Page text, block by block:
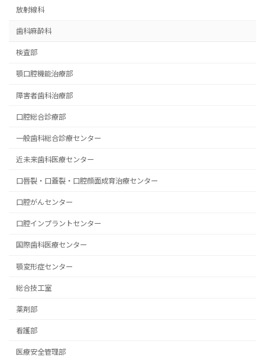
放射線科
歯科麻酔科
検査部
顎口腔機能治療部
障害者歯科治療部
口腔総合診療部
一般歯科総合診療センター
近未来歯科医療センター
口唇裂・口蓋裂・口腔顔面成育治療センター
口腔がんセンター
口腔インプラントセンター
国際歯科医療センター
顎変形症センター
総合技工室
薬剤部
看護部
医療安全管理部